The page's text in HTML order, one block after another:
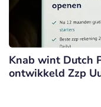
Knab wint Dutch
ontwikkeld Zzp